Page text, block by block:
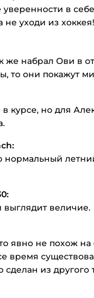
уверенности в
не уходи из хоккея!
же набрал Ови в
то они покажут
курсе, но для
нормальный
выглядит величие.
явно не похож
время
сделан из другого